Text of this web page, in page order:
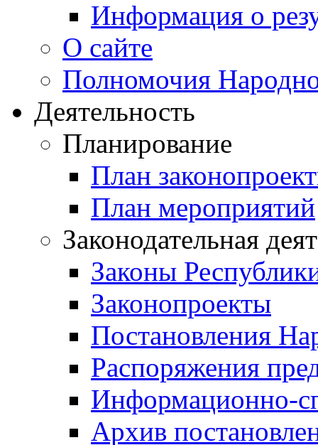
Информация о
О сайте
Полномочия
Деятельность
Планирование
План
План мероприятий
Законодательная
Законы
Законопроекты
Постановления
Распоряжения
Информационно-
Архив